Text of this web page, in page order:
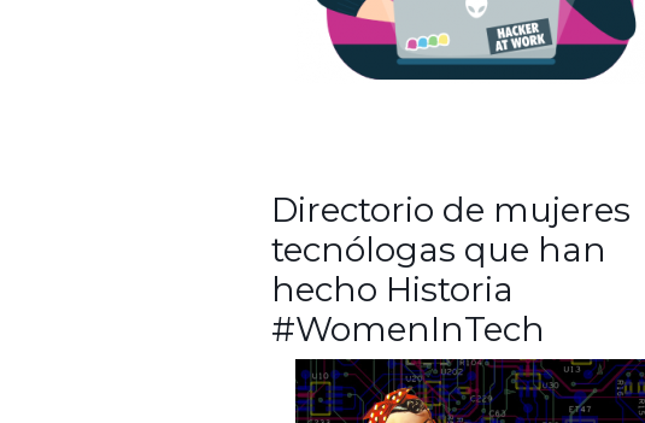
Directorio de mujeres
tecnólogas que han
hecho Historia
#WomenInTech